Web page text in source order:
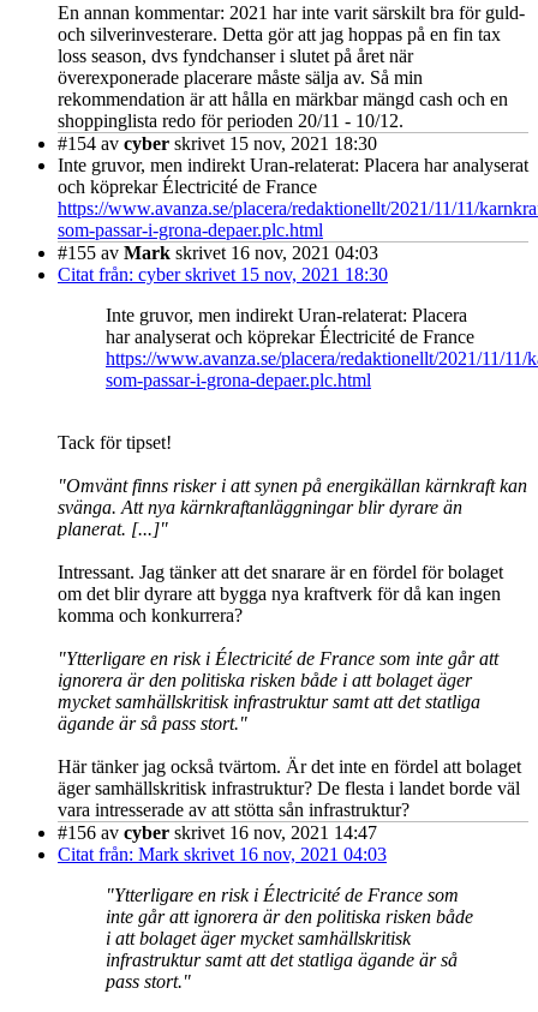
En annan kommentar: 2021 har inte varit särskilt bra för guld-
och silverinvesterare. Detta gör att jag hoppas på en fin tax
loss season, dvs fyndchanser i slutet på året när
överexponerade placerare måste sälja av. Så min
rekommendation är att hålla en märkbar mängd cash och en
shoppinglista redo för perioden 20/11 - 10/12.
#154 av cyber skrivet 15 nov, 2021 18:30
Inte gruvor, men indirekt Uran-relaterat: Placera har analyserat
och köprekar Électricité de France
https://www.avanza.se/placera/redaktionellt/2021/11/11/
som-passar-i-grona-depaer.plc.html
#155 av Mark skrivet 16 nov, 2021 04:03
Citat från: cyber skrivet 15 nov, 2021 18:30
Inte gruvor, men indirekt Uran-relaterat: Placera
har analyserat och köprekar Électricité de France
https://www.avanza.se/placera/redaktionellt/2021/11/11/
som-passar-i-grona-depaer.plc.html
Tack för tipset!
"Omvänt finns risker i att synen på energikällan kärnkraft kan
svänga. Att nya kärnkraftanläggningar blir dyrare än
planerat. [...]"
Intressant. Jag tänker att det snarare är en fördel för bolaget
om det blir dyrare att bygga nya kraftverk för då kan ingen
komma och konkurrera?
"Ytterligare en risk i Électricité de France som inte går att
ignorera är den politiska risken både i att bolaget äger
mycket samhällskritisk infrastruktur samt att det statliga
ägande är så pass stort."
Här tänker jag också tvärtom. Är det inte en fördel att bolaget
äger samhällskritisk infrastruktur? De flesta i landet borde väl
vara intresserade av att stötta sån infrastruktur?
#156 av cyber skrivet 16 nov, 2021 14:47
Citat från: Mark skrivet 16 nov, 2021 04:03
"Ytterligare en risk i Électricité de France som
inte går att ignorera är den politiska risken både
i att bolaget äger mycket samhällskritisk
infrastruktur samt att det statliga ägande är så
pass stort."